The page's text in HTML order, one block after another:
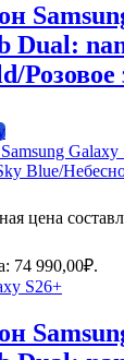
Dual:
Розовое
цена
74 990,00₽.
S26+